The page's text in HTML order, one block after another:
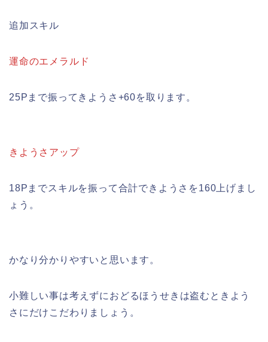
追加スキル
運命のエメラルド
25Pまで振ってきようさ+60を取ります。
きようさアップ
18Pまでスキルを振って合計できようさを160上げまし
ょう。
かなり分かりやすいと思います。
小難しい事は考えずにおどるほうせきは盗むときよう
さにだけこだわりましょう。